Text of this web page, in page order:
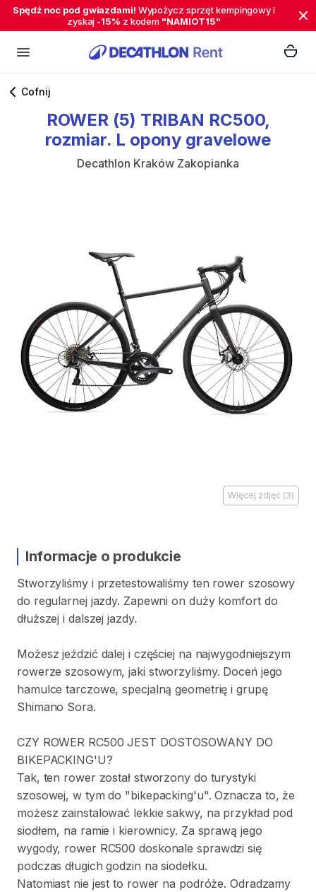
Spędź noc pod gwiazdami! Wypożycz sprzęt kempingowy i
zyskaj -15% z kodem "NAMIOT15"
Cofnij
ROWER (5) TRIBAN RC500​,​
rozmiar. L opony gravelowe
Decathlon Kraków Zakopianka
Więcej zdjęć (3)
Informacje o produkcie
Stworzyliśmy i przetestowaliśmy ten rower szosowy
do regularnej jazdy. Zapewni on duży komfort do
dłuższej i dalszej jazdy.
Możesz jeździć dalej i częściej na najwygodniejszym
rowerze szosowym​,​ jaki stworzyliśmy. Doceń jego
hamulce tarczowe​,​ specjalną geometrię i grupę
Shimano Sora.
CZY ROWER RC500 JEST DOSTOSOWANY DO
BIKEPACKING'U?
Tak​,​ ten rower został stworzony do turystyki
szosowej​,​ w tym do "bikepacking'u". Oznacza to​,​ że
możesz zainstalować lekkie sakwy​,​ na przykład pod
siodłem​,​ na ramie i kierownicy. Za sprawą jego
wygody​,​ rower RC500 doskonale sprawdzi się
podczas długich godzin na siodełku.
Natomiast nie jest to rower na podróże. Odradzamy